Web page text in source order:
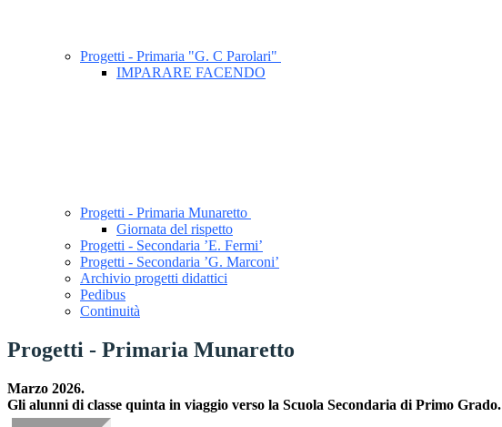
Progetti - Primaria "G. C Parolari"
IMPARARE FACENDO
Progetti - Primaria Munaretto
Giornata del rispetto
Progetti - Secondaria ’E. Fermi’
Progetti - Secondaria ’G. Marconi’
Archivio progetti didattici
Pedibus
Continuità
Progetti - Primaria Munaretto
Marzo 2026.
Gli alunni di classe quinta in viaggio verso la Scuola Secondaria di Primo Grado.